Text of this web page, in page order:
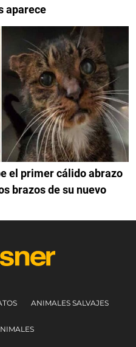
aparece
el primer cálido abrazo
brazos de su nuevo
ANIMALES SALVAJES